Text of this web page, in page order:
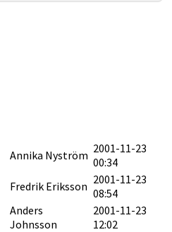
Annika Nyström 2001-11-23
00:34
Fredrik Eriksson 2001-11-23
08:54
Anders
Johnsson
2001-11-23
12:02